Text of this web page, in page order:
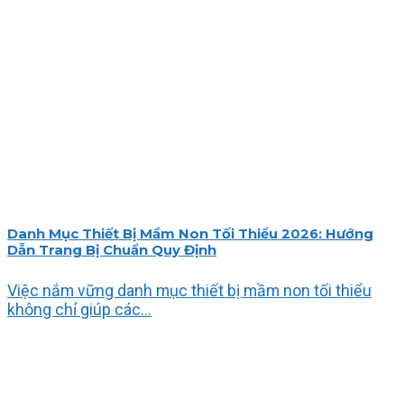
Danh Mục Thiết Bị Mầm Non Tối Thiểu 2026: Hướng
Dẫn Trang Bị Chuẩn Quy Định
Việc nắm vững danh mục thiết bị mầm non tối thiểu
không chỉ giúp các...